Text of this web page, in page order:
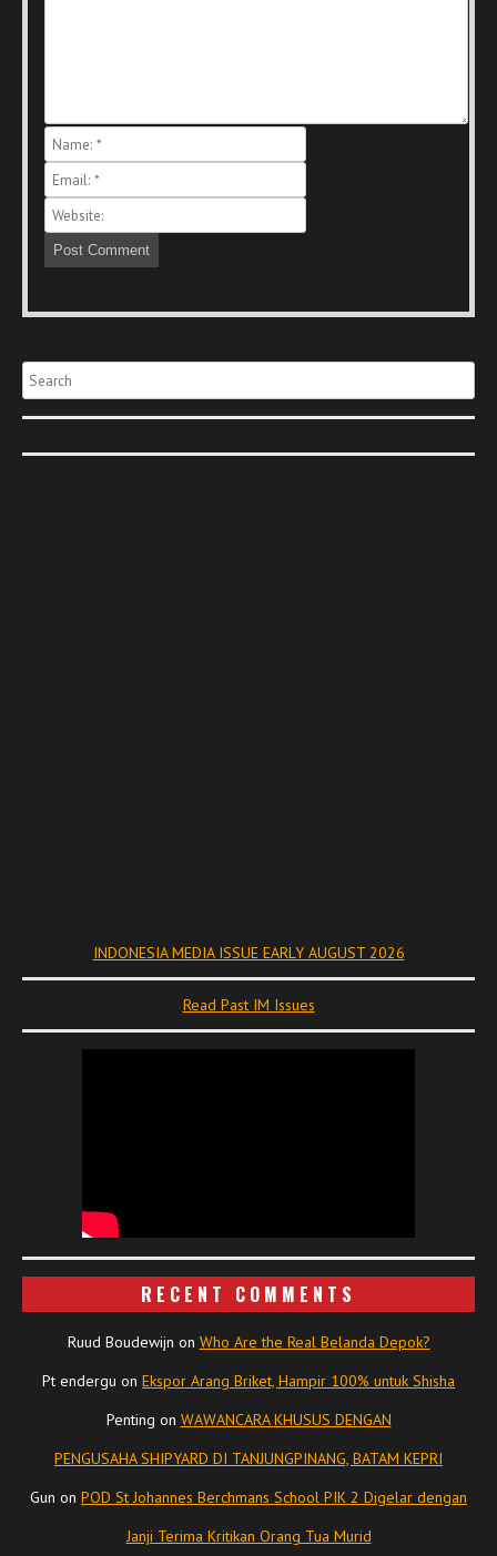
Search
INDONESIA MEDIA ISSUE EARLY AUGUST 2026
Read Past IM Issues
RECENT COMMENTS
Ruud Boudewijn on Who Are the Real Belanda Depok?
Pt endergu on Ekspor Arang Briket, Hampir 100% untuk Shisha
Penting on WAWANCARA KHUSUS DENGAN
PENGUSAHA SHIPYARD DI TANJUNGPINANG, BATAM KEPRI
Gun on POD St Johannes Berchmans School PIK 2 Digelar dengan
Janji Terima Kritikan Orang Tua Murid